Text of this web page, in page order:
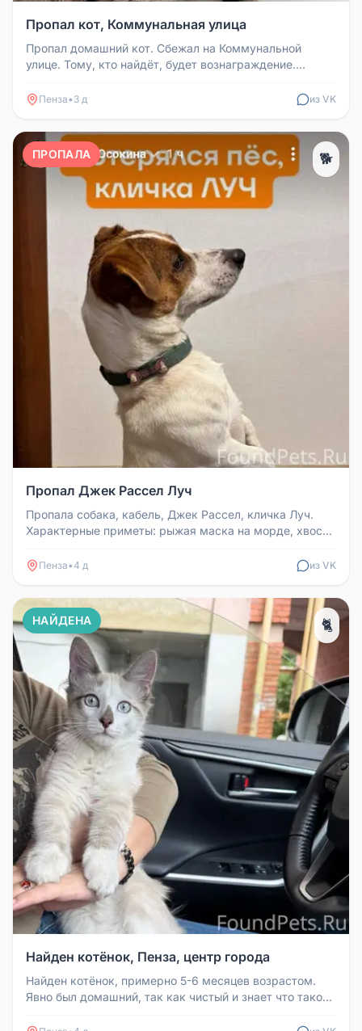
Пропал кот, Коммунальная улица
Пропал домашний кот. Сбежал на Коммунальной
улице. Тому, кто найдёт, будет вознаграждение.
Пенза• 3 д из VK
ПРОПАЛА 🐕
Пропал Джек Рассел Луч
Пропала собака, кабель, Джек Рассел, кличка Луч.
Характерные приметы: рыжая маска на морде, хвост
Пенза•4 д из VK
НАЙДЕНА 🐈
Найден котёнок, Пенза, центр города
Найден котёнок, примерно 5-6 месяцев возрастом.
Явно был домашний, так как чистый и знает что такое